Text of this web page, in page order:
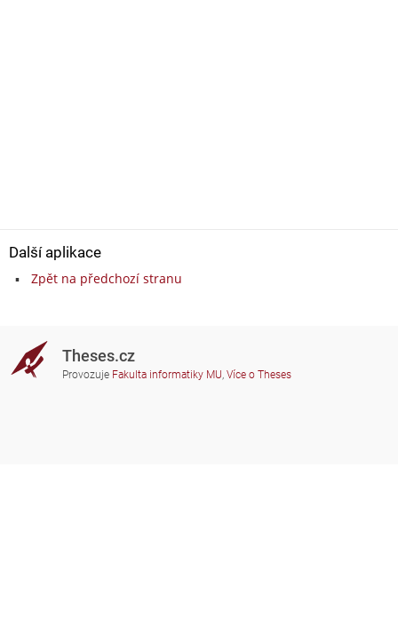
Další aplikace
Zpět na předchozí stranu
Theses.cz
Provozuje Fakulta informatiky MU, Více o Theses